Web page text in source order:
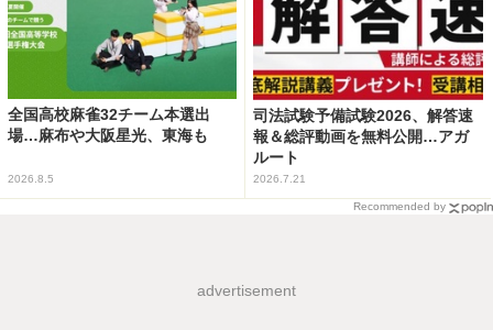
全国高校麻雀32チーム本選出
場…麻布や大阪星光、東海も
2026.8.5
司法試験予備試験2026、解答速
報＆総評動画を無料公開…アガ
ルート
2026.7.21
Recommended by
advertisement